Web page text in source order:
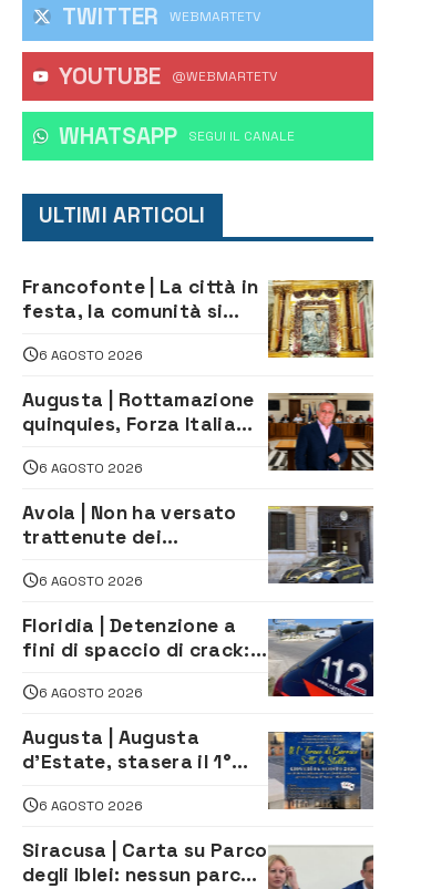
TWITTER WEBMARTETV
YOUTUBE @WEBMARTETV
WHATSAPP ‎SEGUI IL CANALE
ULTIMI ARTICOLI
Francofonte | La città in
festa, la comunità si
della Neve tra fede e
tradizione
6 AGOSTO 2026
Augusta | Rottamazione
quinquies, Forza Italia
«La proposta è nostra»
6 AGOSTO 2026
Avola | Non ha versato
trattenute dei
oltre 700 mila euro a
imprenditore della
climatizzazione
6 AGOSTO 2026
Floridia | Detenzione a
fini di spaccio di crack:
6 AGOSTO 2026
Augusta | Augusta
d’Estate, stasera il 1°
le Stelle: piazza
D’Astorga già sold out
6 AGOSTO 2026
Siracusa | Carta su Parco
degli Iblei: nessun parco